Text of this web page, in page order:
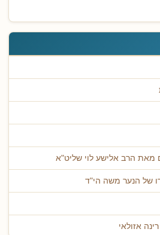
מאת הרב אלישע לוי שליט"א
של הנער משה הי"ד
אזולאי